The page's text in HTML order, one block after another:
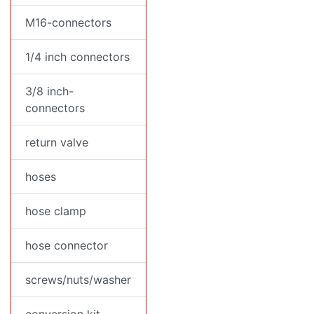
M16-connectors
1/4 inch connectors
3/8 inch-
connectors
return valve
hoses
hose clamp
hose connector
screws/nuts/washer